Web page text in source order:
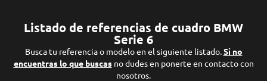
Listado de referencias de cuadro BMW
Serie 6
Busca tu referencia o modelo en el siguiente listado. Si no
encuentras lo que buscasno dudes en ponerte en contacto con
nosotros.